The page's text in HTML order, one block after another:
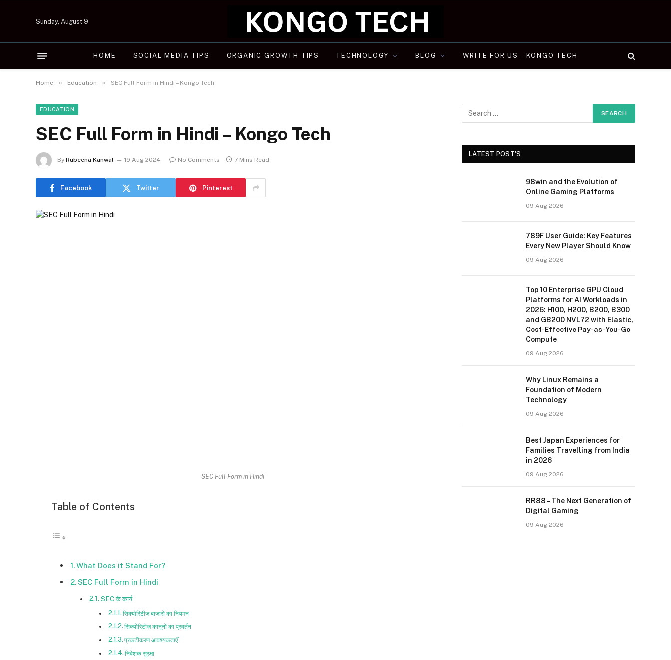
Sunday, August 9
HOME SOCIAL MEDIA TIPS ORGANIC GROWTH TIPS TECHNOLOGY BLOG WRITE FOR US – KONGO TECH
Home » Education » SEC Full Form in Hindi – Kongo Tech
EDUCATION
SEC Full Form in Hindi – Kongo Tech
By Rubeena Kanwal 19 Aug 2024 No Comments 7 Mins Read
Facebook Twitter Pinterest
SEC Full Form in Hindi
Table of Contents
What Does it Stand For?
SEC Full Form in Hindi
SEC के कार्य
सिक्योरिटीज़ बाजारों का नियमन
सिक्योरिटीज़ कानूनों का प्रवर्तन
प्रकटीकरण आवश्यकताएँ
निवेशक सुरक्षा
LATEST POST'S
98win and the Evolution of
Online Gaming Platforms
09 Aug 2026
789F User Guide: Key Features
Every New Player Should Know
09 Aug 2026
Top 10 Enterprise GPU Cloud
Platforms for AI Workloads in
2026: H100, H200, B200, B300
and GB200 NVL72 with Elastic,
Cost-Effective Pay-as-You-Go
Compute
09 Aug 2026
Why Linux Remains a
Foundation of Modern
Technology
09 Aug 2026
Best Japan Experiences for
Families Travelling from India
in 2026
09 Aug 2026
RR88 – The Next Generation of
Digital Gaming
09 Aug 2026